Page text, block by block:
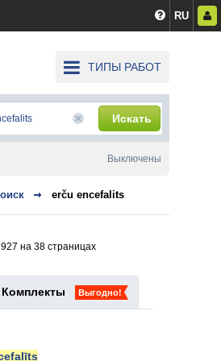
RU
ТИПЫ РАБОТ
Искать
erču encefalits
на 38 страницах
Комплекты Выгодно!
Выключены